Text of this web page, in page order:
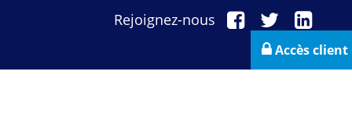
Rejoignez-nous
Accès client